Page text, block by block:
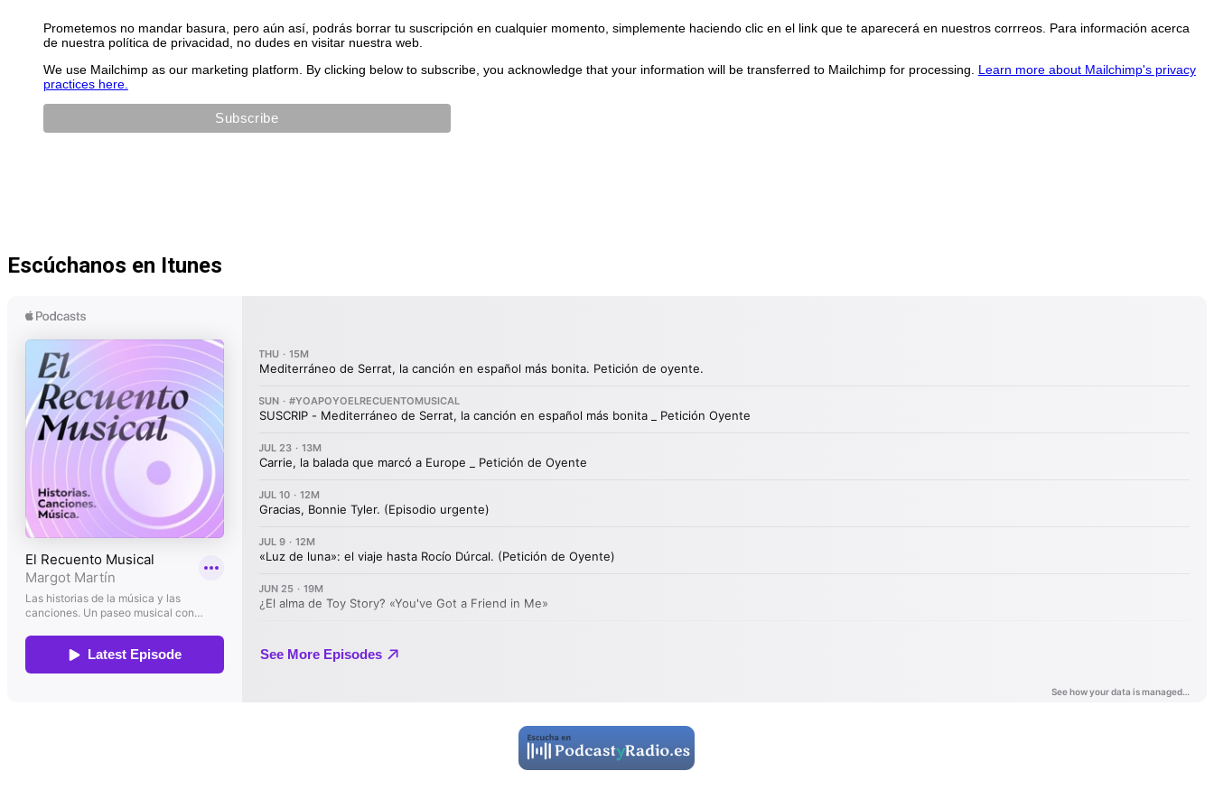
Prometemos no mandar basura, pero aún así, podrás borrar tu suscripción en cualquier momento, simplemente haciendo clic en el link que te aparecerá en nuestros corrreos. Para información acerca
de nuestra política de privacidad, no dudes en visitar nuestra web.
We use Mailchimp as our marketing platform. By clicking below to subscribe, you acknowledge that your information will be transferred to Mailchimp for processing. Learn more about Mailchimp's privacy
practices here.
Escúchanos en Itunes